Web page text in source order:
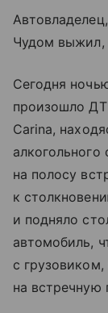
Чудом выжил,
Сегодня
произошло
Carina,
на полосу
к
и подняло
автомобиль,
с
на встречную